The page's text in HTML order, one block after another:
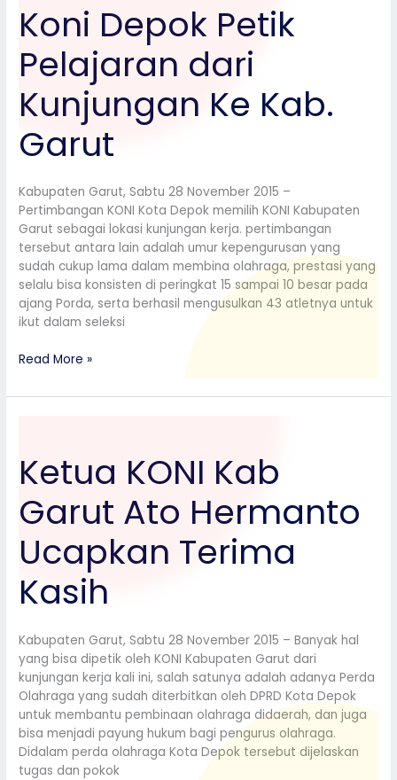
Koni Depok Petik
Pelajaran dari
Kunjungan Ke Kab.
Garut
Kabupaten Garut, Sabtu 28 November 2015 –
Pertimbangan KONI Kota Depok memilih KONI Kabupaten
Garut sebagai lokasi kunjungan kerja. pertimbangan
tersebut antara lain adalah umur kepengurusan yang
sudah cukup lama dalam membina olahraga, prestasi yang
selalu bisa konsisten di peringkat 15 sampai 10 besar pada
ajang Porda, serta berhasil mengusulkan 43 atletnya untuk
ikut dalam seleksi
Petik
Pelajaran
dari
Kunjungan
Kab.
Read More »
Ketua KONI Kab
Garut Ato Hermanto
Ucapkan Terima
Kasih
Kabupaten Garut, Sabtu 28 November 2015 – Banyak hal
yang bisa dipetik oleh KONI Kabupaten Garut dari
kunjungan kerja kali ini, salah satunya adalah adanya Perda
Olahraga yang sudah diterbitkan oleh DPRD Kota Depok
untuk membantu pembinaan olahraga didaerah, dan juga
bisa menjadi payung hukum bagi pengurus olahraga.
Didalam perda olahraga Kota Depok tersebut dijelaskan
tugas dan pokok
Kab
Garut
Ato
Hermanto
Terima